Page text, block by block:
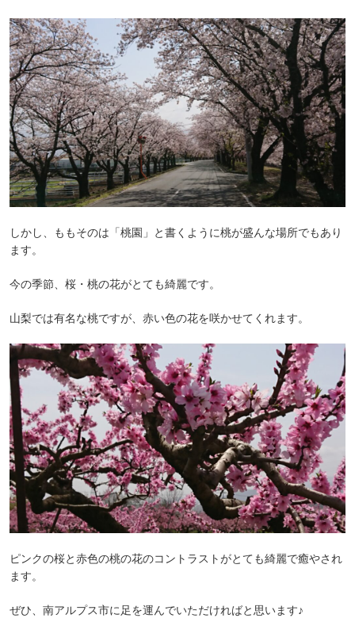
しかし、ももそのは「桃園」と書くように桃が盛んな場所でもあり
ます。
今の季節、桜・桃の花がとても綺麗です。
山梨では有名な桃ですが、赤い色の花を咲かせてくれます。
ピンクの桜と赤色の桃の花のコントラストがとても綺麗で癒やされ
ます。
ぜひ、南アルプス市に足を運んでいただければと思います♪